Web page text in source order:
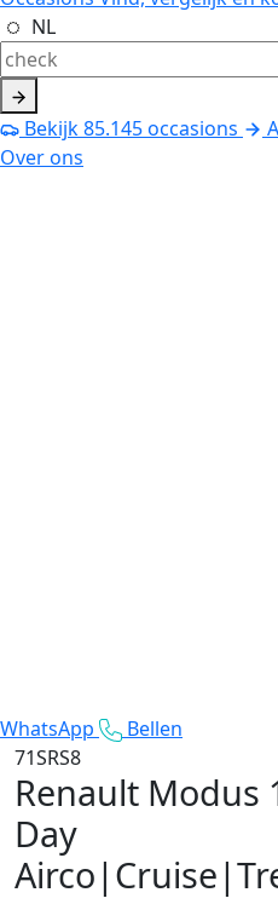
NL
Bekijk85.145occasions
Over ons
WhatsApp
Bellen
71SRS8
Renault Modus
Day